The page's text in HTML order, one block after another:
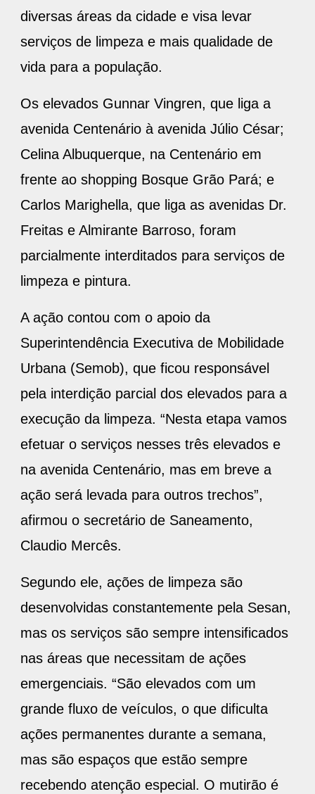
diversas áreas da cidade e visa levar
serviços de limpeza e mais qualidade de
vida para a população.
Os elevados Gunnar Vingren, que liga a
avenida Centenário à avenida Júlio César;
Celina Albuquerque, na Centenário em
frente ao shopping Bosque Grão Pará; e
Carlos Marighella, que liga as avenidas Dr.
Freitas e Almirante Barroso, foram
parcialmente interditados para serviços de
limpeza e pintura.
A ação contou com o apoio da
Superintendência Executiva de Mobilidade
Urbana (Semob), que ficou responsável
pela interdição parcial dos elevados para a
execução da limpeza. “Nesta etapa vamos
efetuar o serviços nesses três elevados e
na avenida Centenário, mas em breve a
ação será levada para outros trechos”,
afirmou o secretário de Saneamento,
Claudio Mercês.
Segundo ele, ações de limpeza são
desenvolvidas constantemente pela Sesan,
mas os serviços são sempre intensificados
nas áreas que necessitam de ações
emergenciais. “São elevados com um
grande fluxo de veículos, o que dificulta
ações permanentes durante a semana,
mas são espaços que estão sempre
recebendo atenção especial. O mutirão é